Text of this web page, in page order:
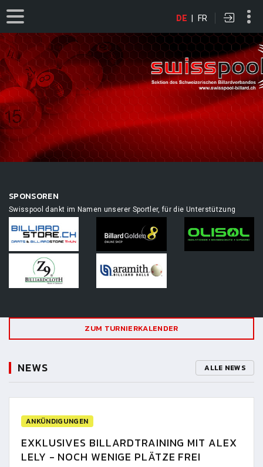
DE | FR
SPONSOREN
Swisspool dankt im Namen unserer Sportler, für die Unterstützung
ZUM TURNIERKALENDER
NEWS ALLE NEWS
ANKÜNDIGUNGEN
EXKLUSIVES BILLARDTRAINING MIT ALEX
LELY - NOCH WENIGE PLÄTZE FREI